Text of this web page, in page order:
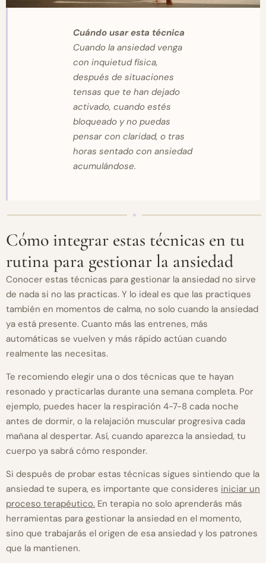
Cuándo usar esta técnica
Cuando la ansiedad venga
con inquietud física,
después de situaciones
tensas que te han dejado
activado, cuando estés
bloqueado y no puedas
pensar con claridad, o tras
horas sentado con ansiedad
acumulándose.
Cómo integrar estas técnicas en tu
rutina para gestionar la ansiedad
Conocer estas técnicas para gestionar la ansiedad no sirve
de nada si no las practicas. Y lo ideal es que las practiques
también en momentos de calma, no solo cuando la ansiedad
ya está presente. Cuanto más las entrenes, más
automáticas se vuelven y más rápido actúan cuando
realmente las necesitas.
Te recomiendo elegir una o dos técnicas que te hayan
resonado y practicarlas durante una semana completa. Por
ejemplo, puedes hacer la respiración 4-7-8 cada noche
antes de dormir, o la relajación muscular progresiva cada
mañana al despertar. Así, cuando aparezca la ansiedad, tu
cuerpo ya sabrá cómo responder.
Si después de probar estas técnicas sigues sintiendo que la
ansiedad te supera, es importante que consideres iniciar un
proceso terapéutico. En terapia no solo aprenderás más
herramientas para gestionar la ansiedad en el momento,
sino que trabajarás el origen de esa ansiedad y los patrones
que la mantienen.